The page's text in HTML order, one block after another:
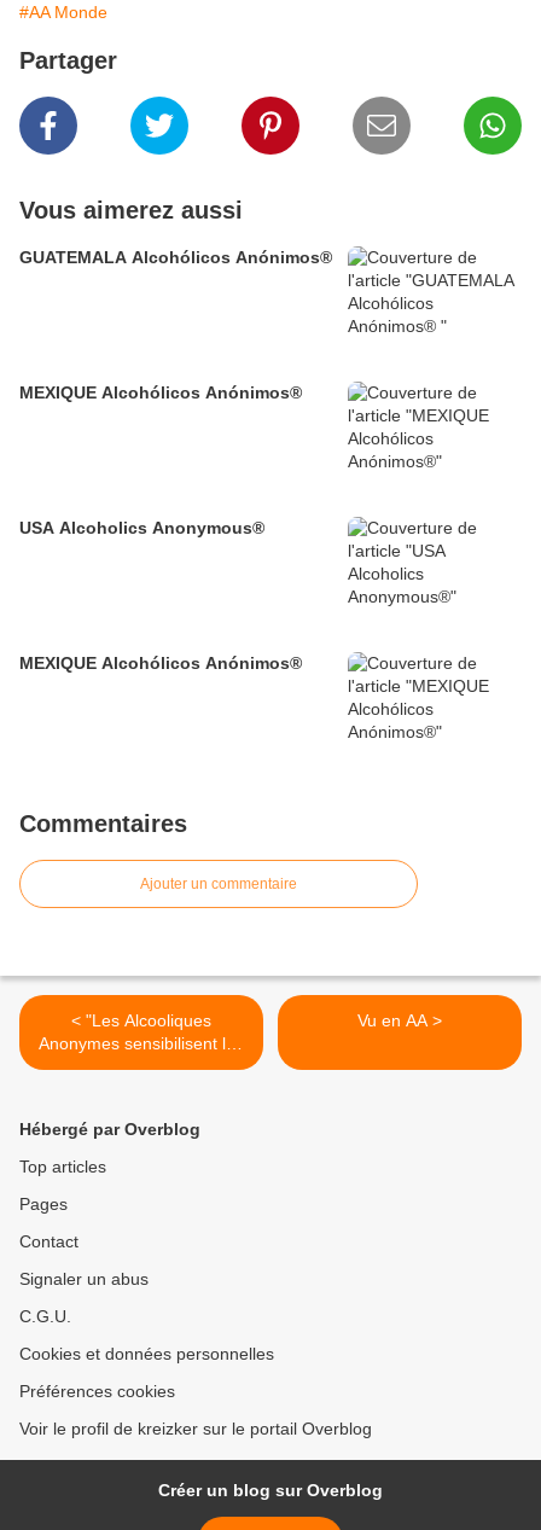
#AA Monde
Partager
Vous aimerez aussi
GUATEMALA Alcohólicos Anónimos®
MEXIQUE Alcohólicos Anónimos®
USA Alcoholics Anonymous®
MEXIQUE Alcohólicos Anónimos®
Commentaires
Ajouter un commentaire
< "Les Alcooliques
Anonymes sensibilisent les
jeunes à leur
Vu en AA >
Hébergé par Overblog
Top articles
Pages
Contact
Signaler un abus
C.G.U.
Cookies et données personnelles
Préférences cookies
Voir le profil de kreizker sur le portail Overblog
Créer un blog sur Overblog